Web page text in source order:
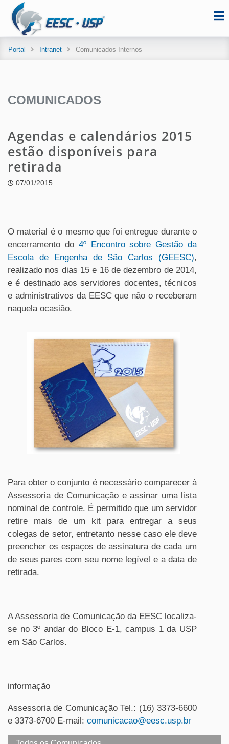
Portal Intranet Comunicados Internos
COMUNICADOS
Agendas e calendários 2015
estão disponíveis para
retirada
07/01/2015
O material é o mesmo que foi entregue durante o
encerramento do 4º Encontro sobre Gestão da
Escola de Engenha de São Carlos (GEESC),
realizado nos dias 15 e 16 de dezembro de 2014,
e é destinado aos servidores docentes, técnicos
e administrativos da EESC que não o receberam
naquela ocasião.
Para obter o conjunto é necessário comparecer à
Assessoria de Comunicação e assinar uma lista
nominal de controle. É permitido que um servidor
retire mais de um kit para entregar a seus
colegas de setor, entretanto nesse caso ele deve
preencher os espaços de assinatura de cada um
de seus pares com seu nome legível e a data de
retirada.
A Assessoria de Comunicação da EESC localiza-
se no 3º andar do Bloco E-1, campus 1 da USP
em São Carlos.
informação
Assessoria de Comunicação Tel.: (16) 3373-6600
e 3373-6700 E-mail: comunicacao@eesc.usp.br